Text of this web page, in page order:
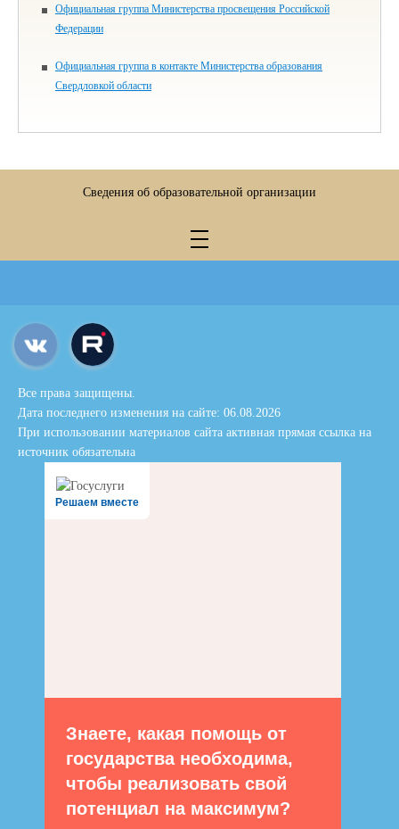
Официальная группа Министерства просвещения Российской
Федерации
Официальная группа в контакте Министерства образования
Свердловкой области
Сведения об образовательной организации
Все права защищены.
Дата последнего изменения на сайте: 06.08.2026
При использовании материалов сайта активная прямая ссылка на
источник обязательна
Решаем вместе
Знаете, какая помощь от
государства необходима,
чтобы реализовать свой
потенциал на максимум?